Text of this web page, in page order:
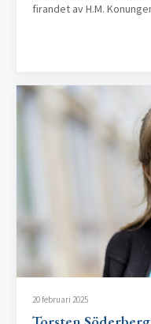
firandet av H.M.
20 februari 2025